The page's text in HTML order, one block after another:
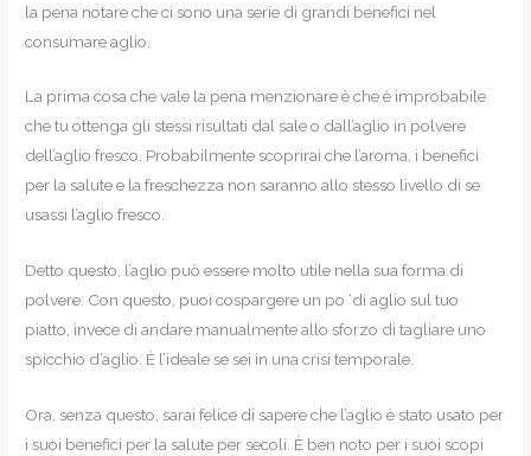
la pena notare che ci sono una serie di grandi benefici nel
consumare aglio.
La prima cosa che vale la pena menzionare è che è improbabile
che tu ottenga gli stessi risultati dal sale o dall’aglio in polvere
dell’aglio fresco. Probabilmente scoprirai che l’aroma, i benefici
per la salute e la freschezza non saranno allo stesso livello di se
usassi l’aglio fresco.
Detto questo, l’aglio può essere molto utile nella sua forma di
polvere. Con questo, puoi cospargere un po ‘di aglio sul tuo
piatto, invece di andare manualmente allo sforzo di tagliare uno
spicchio d’aglio. È l’ideale se sei in una crisi temporale.
Ora, senza questo, sarai felice di sapere che l’aglio è stato usato per
i suoi benefici per la salute per secoli. È ben noto per i suoi scopi